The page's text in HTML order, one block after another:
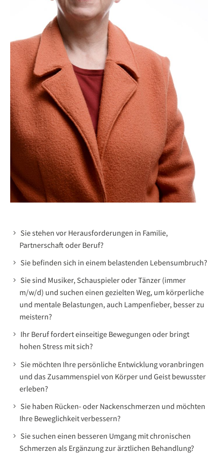
Sie stehen vor Herausforderungen in Familie,
Partnerschaft oder Beruf?
Sie befinden sich in einem belastenden Lebensumbruch?
Sie sind Musiker, Schauspieler oder Tänzer (immer
m/w/d) und suchen einen gezielten Weg, um körperliche
und mentale Belastungen, auch Lampenfieber, besser zu
meistern?
Ihr Beruf fordert einseitige Bewegungen oder bringt
hohen Stress mit sich?
Sie möchten Ihre persönliche Entwicklung voranbringen
und das Zusammenspiel von Körper und Geist bewusster
erleben?
Sie haben Rücken- oder Nackenschmerzen und möchten
Ihre Beweglichkeit verbessern?
Sie suchen einen besseren Umgang mit chronischen
Schmerzen als Ergänzung zur ärztlichen Behandlung?